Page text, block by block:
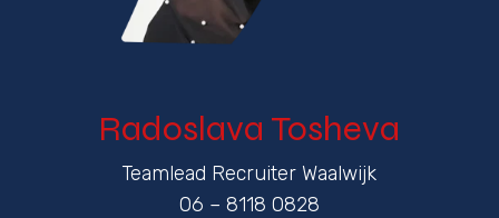
Radoslava Tosheva
Teamlead Recruiter Waalwijk
06 – 8118 0828